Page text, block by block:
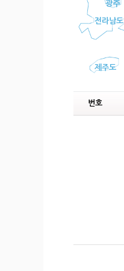
전라남도
광주
제주도
번호